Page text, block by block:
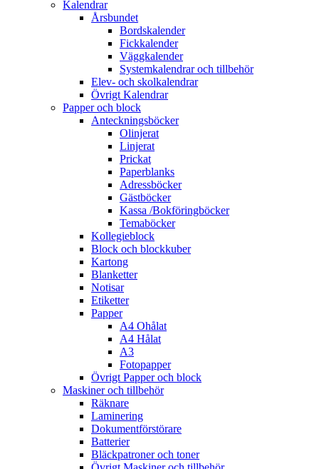
Kalendrar
Årsbundet
Bordskalender
Fickkalender
Väggkalender
Systemkalendrar och tillbehör
Elev- och skolkalendrar
Övrigt Kalendrar
Papper och block
Anteckningsböcker
Olinjerat
Linjerat
Prickat
Paperblanks
Adressböcker
Gästböcker
Kassa /Bokföringböcker
Temaböcker
Kollegieblock
Block och blockkuber
Kartong
Blanketter
Notisar
Etiketter
Papper
A4 Ohålat
A4 Hålat
A3
Fotopapper
Övrigt Papper och block
Maskiner och tillbehör
Räknare
Laminering
Dokumentförstörare
Batterier
Bläckpatroner och toner